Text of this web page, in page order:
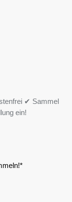
✔ Sammel
ein!